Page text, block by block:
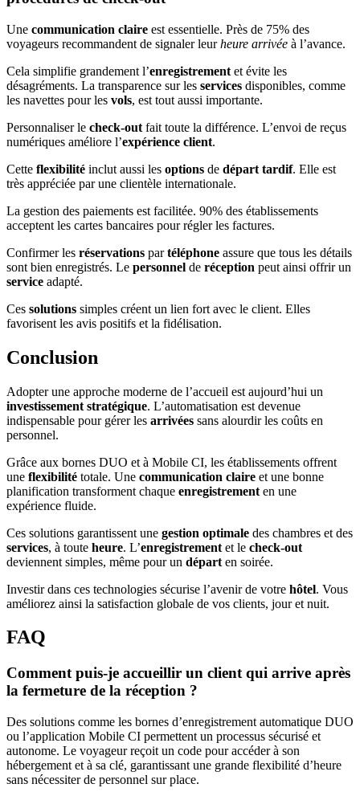
Une communication claire est essentielle. Près de 75% des
voyageurs recommandent de signaler leurheure arrivée à l’avance.
Cela simplifie grandement l’enregistrement et évite les
désagréments. La transparence sur les services disponibles, comme
les navettes pour les vols, est tout aussi importante.
Personnaliser le check-out fait toute la différence. L’envoi de reçus
numériques améliore l’expérience client.
Cette flexibilité inclut aussi les options de départ tardif. Elle est
très appréciée par une clientèle internationale.
La gestion des paiements est facilitée. 90% des établissements
acceptent les cartes bancaires pour régler les factures.
Confirmer les réservations partéléphone assure que tous les détails
sont bien enregistrés. Le personnel de réception peut ainsi offrir un
service adapté.
Ces solutions simples créent un lien fort avec le client. Elles
favorisent les avis positifs et la fidélisation.
Conclusion
Adopter une approche moderne de l’accueil est aujourd’hui un
investissement stratégique. L’automatisation est devenue
indispensable pour gérer les arrivées sans alourdir les coûts en
personnel.
Grâce aux bornes DUO et à Mobile CI, les établissements offrent
une flexibilité totale. Une communication claire et une bonne
planification transforment chaque enregistrement en une
expérience fluide.
Ces solutions garantissent une gestion optimale des chambres et des
services, à toute heure. L’enregistrement et le check-out
deviennent simples, même pour un départ en soirée.
Investir dans ces technologies sécurise l’avenir de votre hôtel. Vous
améliorez ainsi la satisfaction globale de vos clients, jour et nuit.
FAQ
Comment puis-je accueillir un client qui arrive après
la fermeture de la réception ?
Des solutions comme les bornes d’enregistrement automatique DUO
ou l’application Mobile CI permettent un processus sécurisé et
autonome. Le voyageur reçoit un code pour accéder à son
hébergement et à sa clé, garantissant une grande flexibilité d’heure
sans nécessiter de personnel sur place.